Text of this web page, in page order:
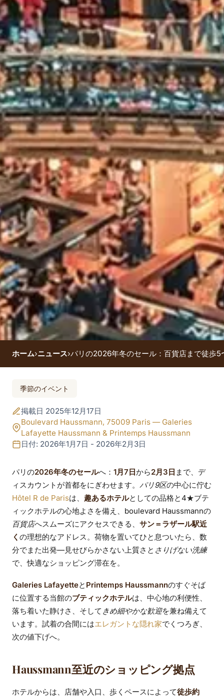
パリの2026年冬のセ
ール：百貨店まで徒
歩5〜8分のショッピ
ング拠点
ホーム›ニュース›パリの2026年冬のセール：百貨店まで徒歩
季節のイベント
掲載日 2025年12月17日
Boulevard Haussmann, 75009 Paris — Galeries
Lafayette Haussmann & Printemps Haussmann
日付: 2026年1月7日 - 2026年2月3日
パリの2026年冬のセールへ： 1月7日から2月3日 まで、デ
ィスカウントが首都をにぎわせます。 パリ9区の中心に佇む
Hôtel R de Parisは、 趣あるホテルとしての品格と4★ブテ
ィックホテルの心地よさを備え、boulevard Haussmannの
百貨店へスムーズにアクセスできる、 サン＝ラザール駅近
く の理想的なアドレス。荷物を置いてひと息ついたら、数
分でまた出発—見せびらかさない上質さと さりげない洗練
で、快適なショッピング滞在を。
Galeries Lafayetteと Printemps Haussmannのすぐそば
に位置する当館のブティックホテルは、中心地の利便性、
落ち着いた静けさ、そして きめ細やかな歓迎を兼ね備えて
います。試着の合間にはエレガントな隠れ家でくつろぎ、
次の値下げへ。
Haussmann至近のショッピング拠点
ホテルからは、店舗や入口、歩くペースによって徒歩約